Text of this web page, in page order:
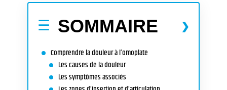
SOMMAIRE
Comprendre la douleur à l’omoplate
Les causes de la douleur
Les symptômes associés